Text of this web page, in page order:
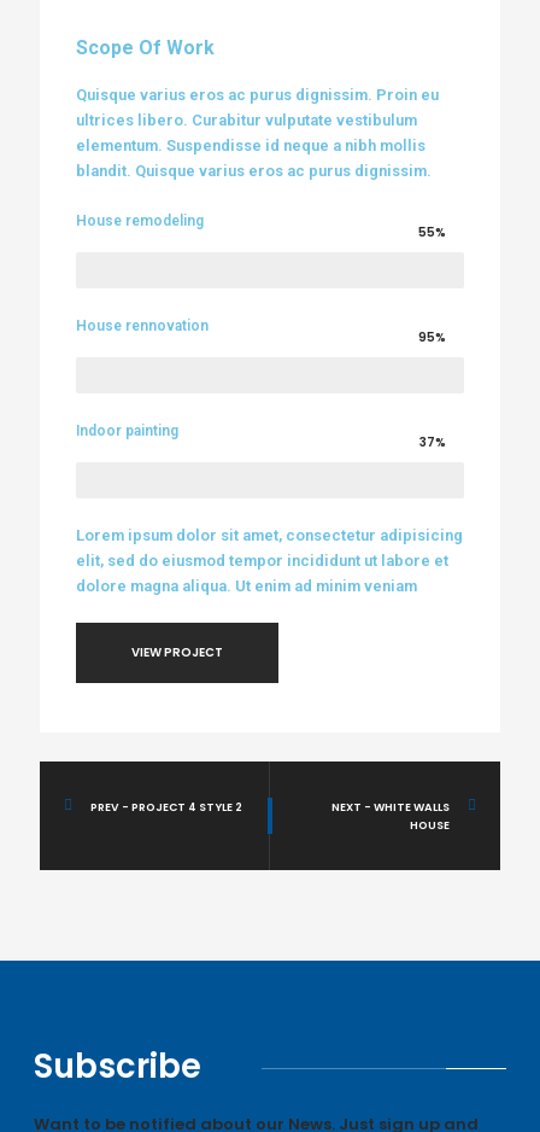
Scope Of Work
Quisque varius eros ac purus dignissim. Proin eu
ultrices libero. Curabitur vulputate vestibulum
elementum. Suspendisse id neque a nibh mollis
blandit. Quisque varius eros ac purus dignissim.
House remodeling
55%
House rennovation
95%
Indoor painting
37%
Lorem ipsum dolor sit amet, consectetur adipisicing
elit, sed do eiusmod tempor incididunt ut labore et
dolore magna aliqua. Ut enim ad minim veniam
VIEW PROJECT
PREV - PROJECT 4 STYLE 2
NEXT - WHITE WALLS
HOUSE
Subscribe
Want to be notified about our News. Just sign up and